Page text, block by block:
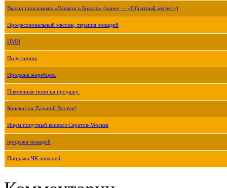
Выход программы «Лошади в боксах» (ранее — «Обратный отсчёт»)
Профессиональный массаж, терапия лошадей
ЦМИ
Полуторник
Продажа жеребцов.
Племенные пони на продажу.
Коневоз на Дальний Восток!
Ищем попутный коневоз Саратов-Москва
продажа лошадей
Продажа ЧК лошадей